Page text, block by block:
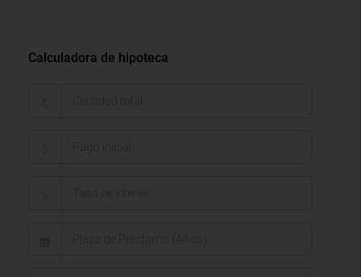
Calculadora de hipoteca